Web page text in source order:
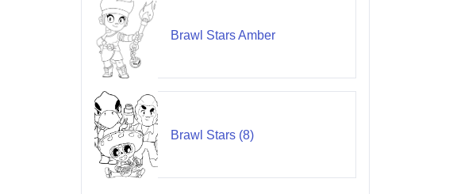
Brawl Stars Amber
Brawl Stars (8)